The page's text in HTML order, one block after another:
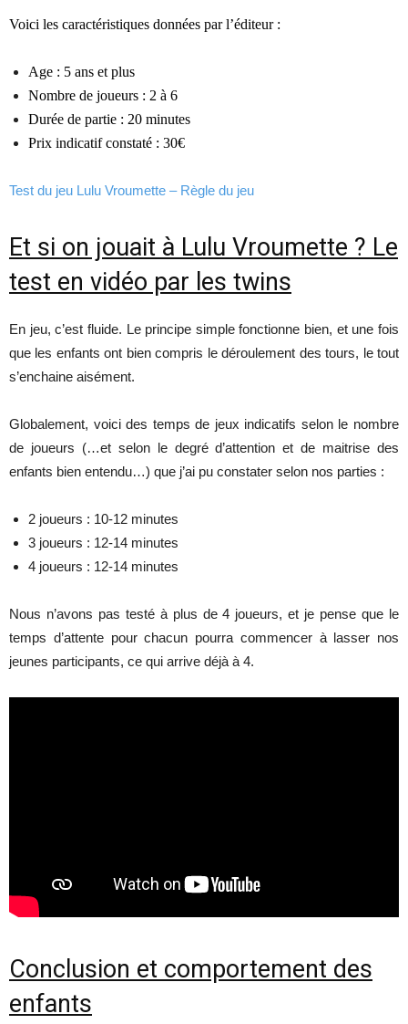
Voici les caractéristiques données par l’éditeur :
Age : 5 ans et plus
Nombre de joueurs : 2 à 6
Durée de partie : 20 minutes
Prix indicatif constaté : 30€
Test du jeu Lulu Vroumette – Règle du jeu
Et si on jouait à Lulu Vroumette ? Le
test en vidéo par les twins
En jeu, c’est fluide. Le principe simple fonctionne bien, et une fois
que les enfants ont bien compris le déroulement des tours, le tout
s’enchaine aisément.
Globalement, voici des temps de jeux indicatifs selon le nombre
de joueurs (…et selon le degré d’attention et de maitrise des
enfants bien entendu…) que j’ai pu constater selon nos parties :
2 joueurs : 10-12 minutes
3 joueurs : 12-14 minutes
4 joueurs : 12-14 minutes
Nous n’avons pas testé à plus de 4 joueurs, et je pense que le
temps d’attente pour chacun pourra commencer à lasser nos
jeunes participants, ce qui arrive déjà à 4.
Conclusion et comportement des
enfants